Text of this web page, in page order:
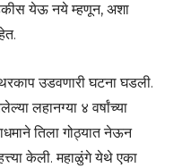
येऊ नये म्हणून, अशा
उडवणारी घटना घडली.
लहानग्या ४ वर्षांच्या
तिला गोठ्यात नेऊन
केली. महाळुंगे येथे एका